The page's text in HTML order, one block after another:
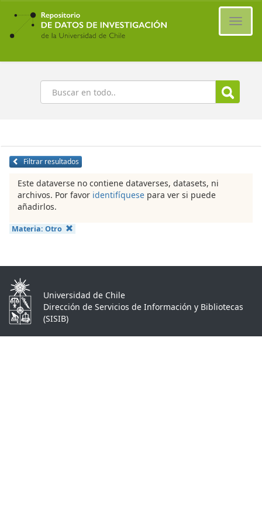
Ir
contenido
principal
Buscar
Filtrar resultados
Este dataverse no contiene dataverses, datasets, ni
archivos. Por favor identifíquese para ver si puede
añadirlos.
Materia: Otro
Universidad de Chile
Dirección de Servicios de Información y Bibliotecas
(SISIB)